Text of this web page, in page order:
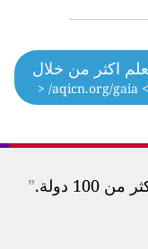
اكثر من خلال
> aqicn.org/gaia/ <
دولة. ”